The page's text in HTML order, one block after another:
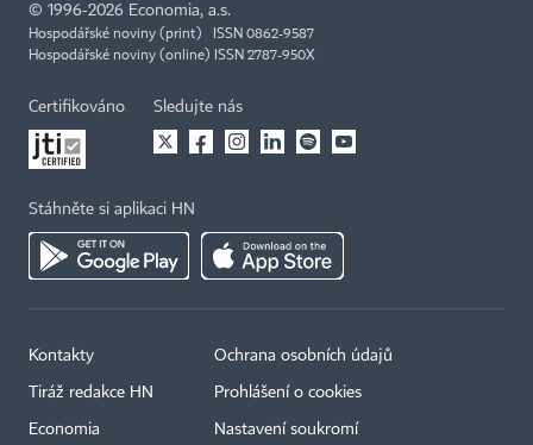
© 1996-2026 Economia, a.s.
Hospodářské noviny (print) ISSN 0862-9587
Hospodářské noviny (online) ISSN 2787-950X
Certifikováno Sledujte nás
Stáhněte si aplikaci HN
Kontakty
Tiráž redakce HN
Economia
Ochrana osobních údajů
Prohlášení o cookies
Nastavení soukromí